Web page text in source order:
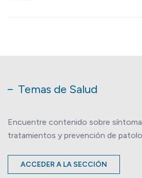
Temas de Salud
Encuentre contenido sobre
tratamientos y prevención de
ACCEDER A LA SECCIÓN